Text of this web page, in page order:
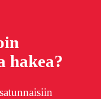
hakea?